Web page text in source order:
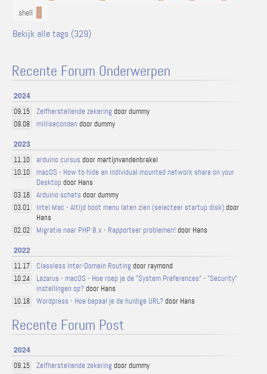
shell 2
Bekijk alle tags (329)
Recente Forum Onderwerpen
2024
09.15 Zelfherstellende zekeringdoor dummy
09.08 milliseconden door dummy
2023
11.10 arduino cursus door martijnvandenbrakel
10.10
macOS - How to hide an individual mounted network share on your
Desktop door Hans
03.16 Arduino schets door dummy
03.01 Intel Mac - Altijd boot menu laten zien (selecteer startup disk)door
Hans
02.02 Migratie naar PHP 8.x - Rapporteer problemen! door Hans
2022
11.17 Classless Inter-Domain Routingdoor raymond
10.24
Lazarus - macOS - Hoe roep je de "System Preferences" - "Security"
instellingen op?door Hans
10.18 Wordpress - Hoe bepaal je de huidige URL?door Hans
Recente Forum Post
2024
09.15 Zelfherstellende zekeringdoor dummy